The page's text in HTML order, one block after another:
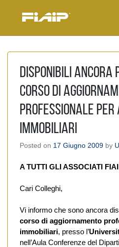
Disponibili ancora
corso di
professionale per
immobiliari
Posted on 17 Giugno 2009 by
A TUTTI GLI ASSOCIATI
Cari Colleghi,
Vi informo che sono ancora
corso di aggiornamento
immobiliari, presso l’
nell’Aula Conferenze del